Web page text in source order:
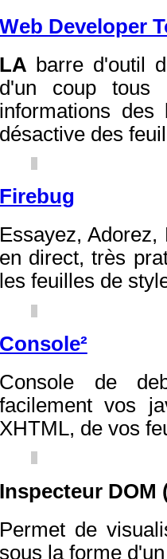
Web Developer
LA barre d'outil
d'un coup tous
informations
désactive des
Firebug
Essayez,
en direct, très
les feuilles de
Console²
Console de
facilement vos
XHTML, de vos
Inspecteur DOM
Permet de
sous la forme